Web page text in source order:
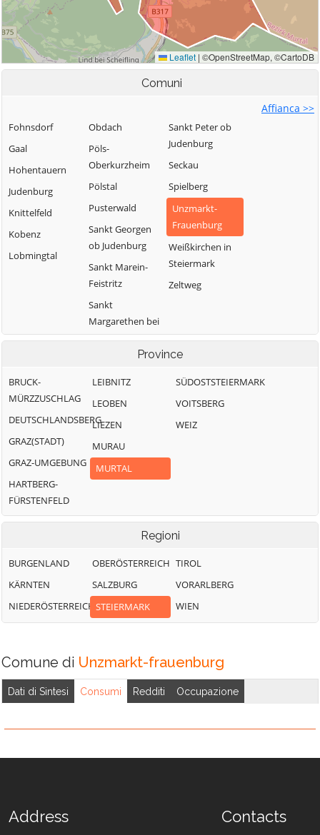
Comuni
Affianca >>
Fohnsdorf
Gaal
Hohentauern
Judenburg
Knittelfeld
Kobenz
Lobmingtal
Obdach
Pöls-
Oberkurzheim
Pölstal
Pusterwald
Sankt Georgen
ob Judenburg
Sankt Marein-
Feistritz
Sankt
Margarethen bei
Knittelfeld
Sankt Peter ob
Judenburg
Seckau
Spielberg
Unzmarkt-
Frauenburg
Weißkirchen in
Steiermark
Zeltweg
Province
BRUCK-
MÜRZZUSCHLAG
DEUTSCHLANDSBERG
GRAZ(STADT)
GRAZ-UMGEBUNG
HARTBERG-
FÜRSTENFELD
LEIBNITZ
LEOBEN
LIEZEN
MURAU
MURTAL
SÜDOSTSTEIERMARK
VOITSBERG
WEIZ
Regioni
BURGENLAND
KÄRNTEN
NIEDERÖSTERREICH
OBERÖSTERREICH
SALZBURG
STEIERMARK
TIROL
VORARLBERG
WIEN
Comune di Unzmarkt-frauenburg
Dati di Sintesi Consumi Redditi Occupazione
Address Contacts